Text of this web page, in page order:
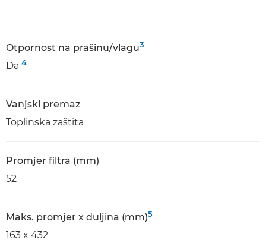
Otpornost na prašinu/vlagu3
Da 4
Vanjski premaz
Toplinska zaštita
Promjer filtra (mm)
52
Maks. promjer x duljina (mm)5
163 x 432